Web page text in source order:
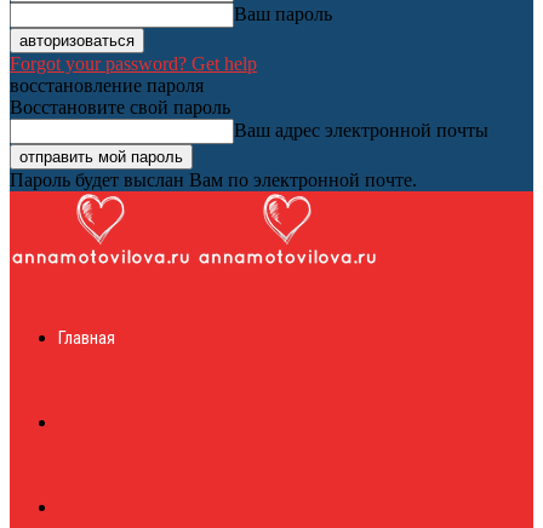
Ваш пароль
Forgot your password? Get help
восстановление пароля
Восстановите свой пароль
Ваш адрес электронной почты
Пароль будет выслан Вам по электронной почте.
журналГлавная